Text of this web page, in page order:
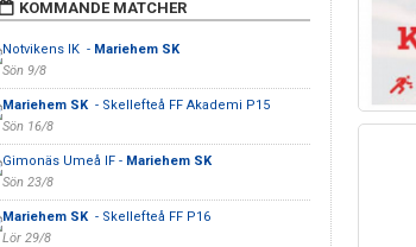
KOMMANDE MATCHER
Notvikens IK - Mariehem SK
Sön 9/8
Mariehem SK - Skellefteå FF Akademi P15
Sön 16/8
Gimonäs Umeå IF - Mariehem SK
Sön 23/8
Mariehem SK - Skellefteå FF P16
Lör 29/8